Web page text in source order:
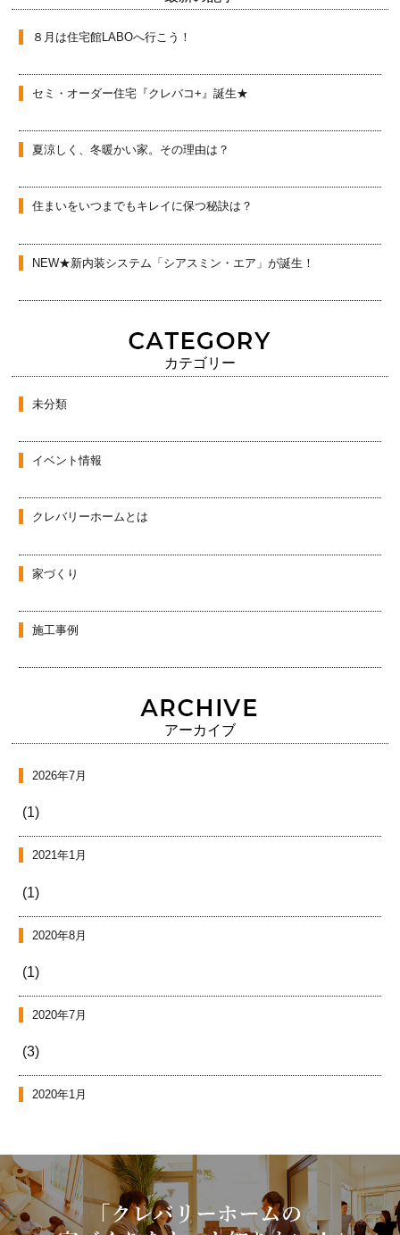
８月は住宅館LABOへ行こう！
セミ・オーダー住宅『クレバコ+』誕生★
夏涼しく、冬暖かい家。その理由は？
住まいをいつまでもキレイに保つ秘訣は？
NEW★新内装システム「シアスミン・エア」が誕生！
カテゴリー
未分類
イベント情報
クレバリーホームとは
家づくり
施工事例
アーカイブ
2026年7月
(1)
2021年1月
(1)
2020年8月
(1)
2020年7月
(3)
2020年1月
2019年12月
(7)